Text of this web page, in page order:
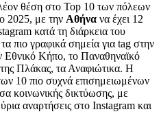
θέση στο Top 10 των πόλεων
2025, με την Αθήνα να έχει 12
κατά τη διάρκεια του
πιο γραφικά σημεία για tag στην
Εθνικό Κήπο, το Παναθηναϊκό
της Πλάκας, τα Αναφιώτικα. Η
10 πιο συχνά επισημειωμένων
κοινωνικής δικτύωσης, με
αναρτήσεις στο Instagram και